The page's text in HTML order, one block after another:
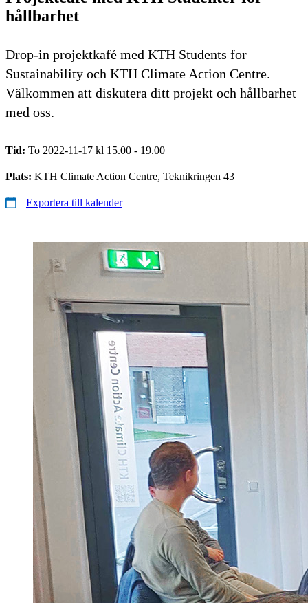
hållbarhet
Drop-in projektkafé med KTH Students for
Sustainability och KTH Climate Action Centre.
Välkommen att diskutera ditt projekt och hållbarhet
med oss.
Tid: To 2022-11-17 kl 15.00 - 19.00
Plats: KTH Climate Action Centre, Teknikringen 43
Exportera till kalender